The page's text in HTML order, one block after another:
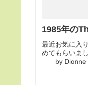
1985年の
最近お気に入
めてもらいま
by Dionne